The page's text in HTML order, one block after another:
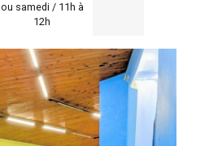
ou samedi / 11h à
12h